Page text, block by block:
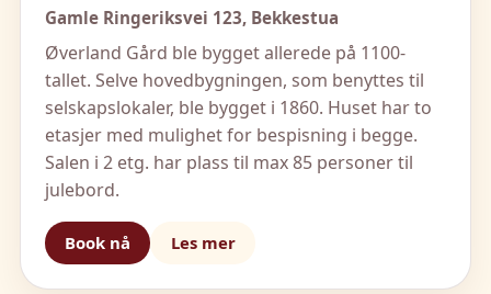
Gamle Ringeriksvei 123, Bekkestua
Øverland Gård ble bygget allerede på 1100-
tallet. Selve hovedbygningen, som benyttes til
selskapslokaler, ble bygget i 1860. Huset har to
etasjer med mulighet for bespisning i begge.
Salen i 2 etg. har plass til max 85 personer til
julebord.
Book nå Les mer